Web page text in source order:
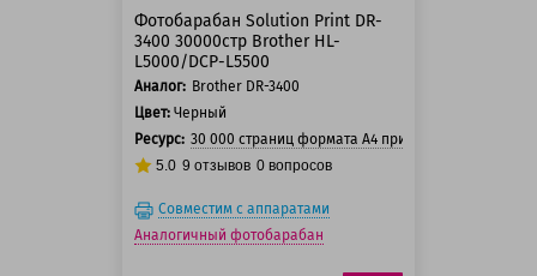
Фотобарабан Solution Print DR-
3400 30000стр Brother HL-
L5000/DCP-L5500
Аналог: Brother DR-3400
Цвет: Черный
Ресурс: 30 000 страниц формата А4 при 5% заполнении
5.0 9 отзывов 0 вопросов
Совместим с аппаратами
Аналогичный фотобарабан